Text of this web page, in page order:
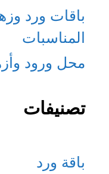
باقات ورد
المناسبات
محل ورود
تصنيفات
باقة ورد